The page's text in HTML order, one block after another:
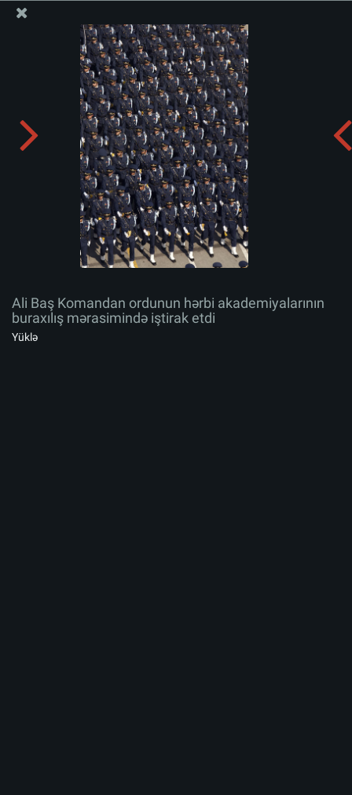
Ali Məqamlı Rəhbərin informasiya bloku
Ali Baş Komandan ordunun hərbi akademiyalarının
buraxılış mərasimində iştirak etdi
Ali Baş Komandan ordunun hərbi akademiyalarının
buraxılış mərasimində iştirak etdi
Yüklə